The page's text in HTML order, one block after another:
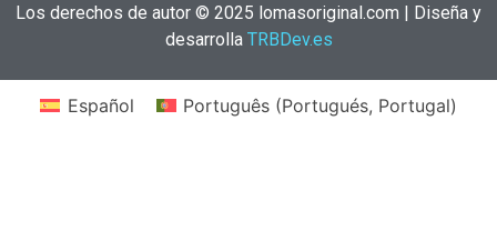
Los derechos de autor © 2025 lomasoriginal.com | Diseña y
desarrolla TRBDev.es
Español Português(Portugués, Portugal)